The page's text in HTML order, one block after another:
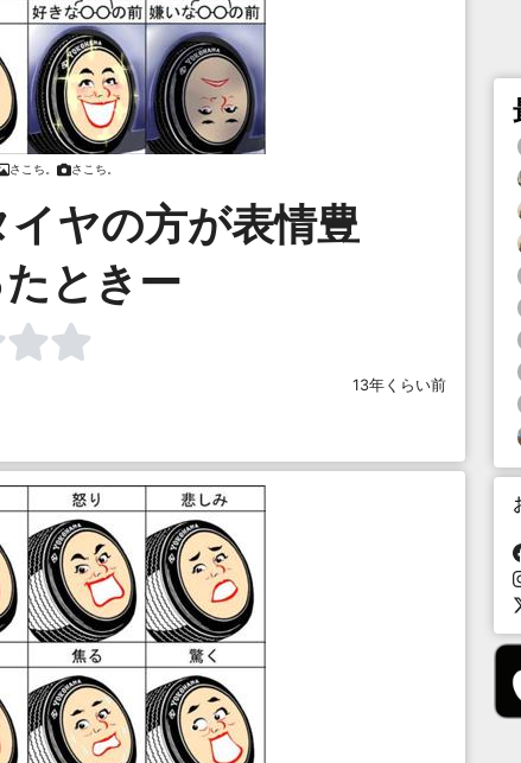
さこち。 さこち。
ヤの方が表情豊
ときー
13年くらい前